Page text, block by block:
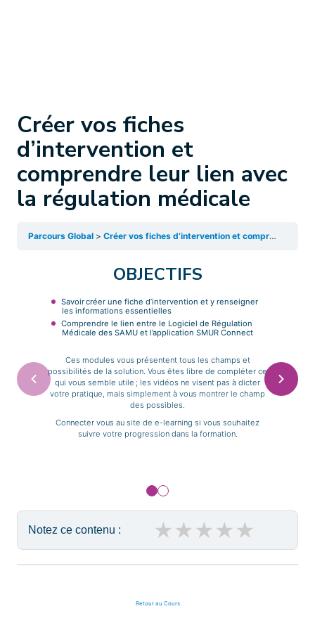
Créer vos fiches
d’intervention et
comprendre leur lien avec
la régulation médicale
Parcours Global Créer vos fiches d’intervention et comprendre leur lien avec la régulation médicale
OBJECTIFS
Savoir créer une fiche d’intervention et y renseigner
les informations essentielles
Comprendre le lien entre le Logiciel de Régulation
Médicale des SAMU et l’application SMUR Connect
Ces modules vous présentent tous les champs et
possibilités de la solution. Vous êtes libre de compléter ce
qui vous semble utile ; les vidéos ne visent pas à dicter
votre pratique, mais simplement à vous montrer le champ
des possibles.
Connecter vous au site de e-learning si vous souhaitez
suivre votre progression dans la formation.
Notez ce contenu : ★
★
★
★
★
Retour au Cours